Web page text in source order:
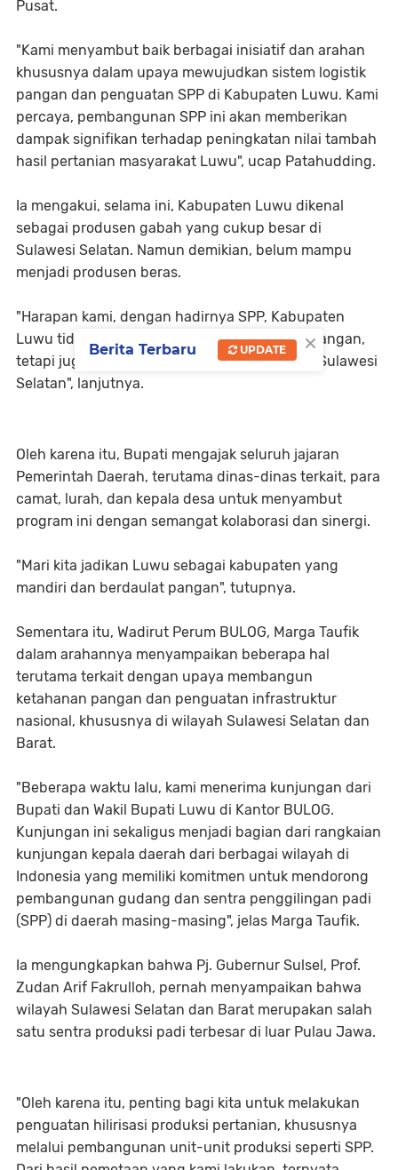
Pusat.
"Kami menyambut baik berbagai inisiatif dan arahan
khususnya dalam upaya mewujudkan sistem logistik
pangan dan penguatan SPP di Kabupaten Luwu. Kami
percaya, pembangunan SPP ini akan memberikan
dampak signifikan terhadap peningkatan nilai tambah
hasil pertanian masyarakat Luwu", ucap Patahudding.
Ia mengakui, selama ini, Kabupaten Luwu dikenal
sebagai produsen gabah yang cukup besar di
Sulawesi Selatan. Namun demikian, belum mampu
menjadi produsen beras.
"Harapan kami, dengan hadirnya SPP, Kabupaten
Luwu tidak hanya dikenal sebagai lumbung pangan,
tetapi juga sebagai produsen beras utama di Sulawesi
Selatan", lanjutnya.
Oleh karena itu, Bupati mengajak seluruh jajaran
Pemerintah Daerah, terutama dinas-dinas terkait, para
camat, lurah, dan kepala desa untuk menyambut
program ini dengan semangat kolaborasi dan sinergi.
"Mari kita jadikan Luwu sebagai kabupaten yang
mandiri dan berdaulat pangan", tutupnya.
Sementara itu, Wadirut Perum BULOG, Marga Taufik
dalam arahannya menyampaikan beberapa hal
terutama terkait dengan upaya membangun
ketahanan pangan dan penguatan infrastruktur
nasional, khususnya di wilayah Sulawesi Selatan dan
Barat.
"Beberapa waktu lalu, kami menerima kunjungan dari
Bupati dan Wakil Bupati Luwu di Kantor BULOG.
Kunjungan ini sekaligus menjadi bagian dari rangkaian
kunjungan kepala daerah dari berbagai wilayah di
Indonesia yang memiliki komitmen untuk mendorong
pembangunan gudang dan sentra penggilingan padi
(SPP) di daerah masing-masing", jelas Marga Taufik.
Ia mengungkapkan bahwa Pj. Gubernur Sulsel, Prof.
Zudan Arif Fakrulloh, pernah menyampaikan bahwa
wilayah Sulawesi Selatan dan Barat merupakan salah
satu sentra produksi padi terbesar di luar Pulau Jawa.
"Oleh karena itu, penting bagi kita untuk melakukan
penguatan hilirisasi produksi pertanian, khususnya
melalui pembangunan unit-unit produksi seperti SPP.
×
Berita Terbaru UPDATE